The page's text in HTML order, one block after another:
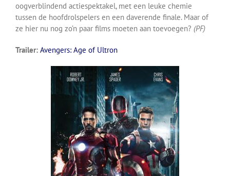
oogverblindend actiespektakel, met een leuke chemie
tussen de hoofdrolspelers en een daverende finale. Maar of
ze hier nu nog zo’n paar films moeten aan toevoegen? (PF)
Trailer: Avengers: Age of Ultron